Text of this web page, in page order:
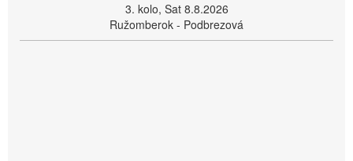
3. kolo, Sat 8.8.2026
Ružomberok - Podbrezová